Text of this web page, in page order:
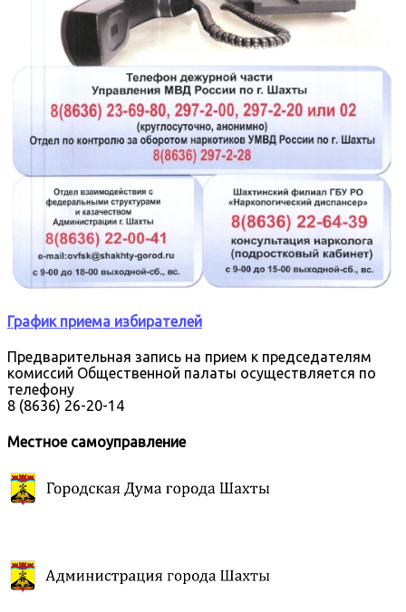
График приема избирателей
Предварительная запись на прием к председателям
комиссий Общественной палаты осуществляется по
телефону
8 (8636) 26-20-14
Местное самоуправление